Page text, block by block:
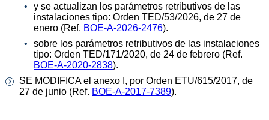
y se actualizan los parámetros retributivos de las
instalaciones tipo: Orden TED/53/2026, de 27 de
enero (Ref. BOE-A-2026-2476).
sobre los parámetros retributivos de las instalaciones
tipo: Orden TED/171/2020, de 24 de febrero (Ref.
BOE-A-2020-2838).
SE MODIFICA el anexo I, por Orden ETU/615/2017, de
27 de junio (Ref. BOE-A-2017-7389).